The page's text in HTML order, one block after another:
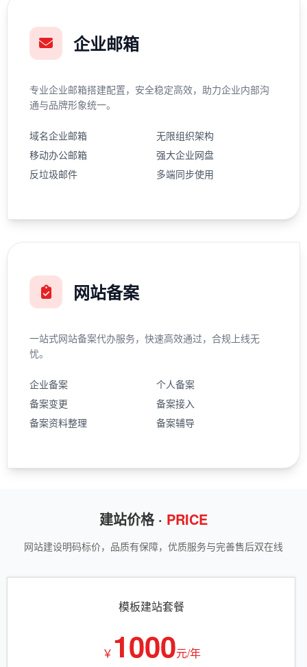
企业邮箱
专业企业邮箱搭建配置，安全稳定高效，助力企业内部沟
通与品牌形象统一。
域名企业邮箱
无限组织架构
移动办公邮箱
强大企业网盘
反垃圾邮件
多端同步使用
网站备案
一站式网站备案代办服务，快速高效通过，合规上线无
忧。
企业备案
个人备案
备案变更
备案接入
备案资料整理
备案辅导
建站价格 · PRICE
网站建设明码标价，品质有保障，优质服务与完善售后双在线
模板建站套餐
￥ 1000元/年